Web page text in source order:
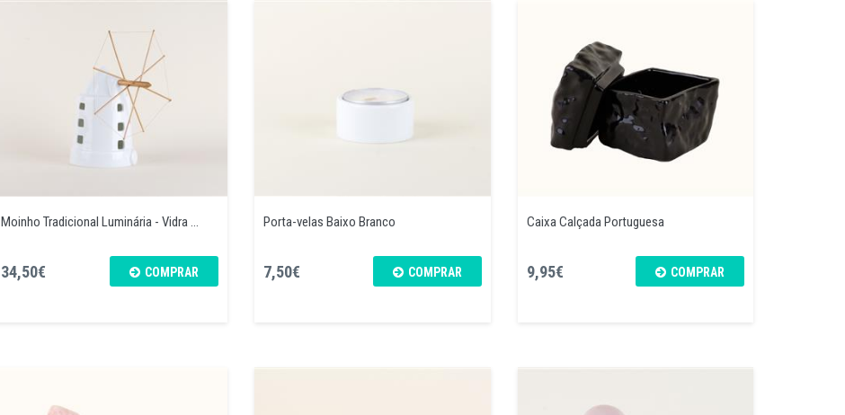
Moinho Tradicional Luminária - Vidra ...
34,50€ COMPRAR
Porta-velas Baixo Branco
7,50€ COMPRAR
Caixa Calçada Portuguesa
9,95€ COMPRAR